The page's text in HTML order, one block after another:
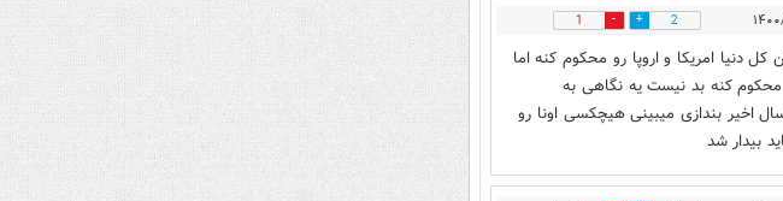
2
1
کل دنیا امریکا و اروپا رو محکوم کنه اما
کنه بد نیست یه نگاهی به
اخیر بندازی میبینی هیچکسی اونا رو
بیدار شد